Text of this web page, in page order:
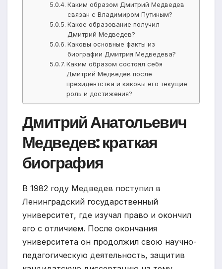
Каким образом Дмитрий Медведев
связан с Владимиром Путиным?
Какое образование получил
Дмитрий Медведев?
Каковы основные факты из
биографии Дмитрия Медведева?
Каким образом состоял себя
Дмитрий Медведев после
президентства и каковы его текущие
роль и достижения?
Дмитрий Анатольевич
Медведев: краткая
биография
В 1982 году Медведев поступил в
Ленинградский государственный
университет, где изучал право и окончил
его с отличием. После окончания
университета он продолжил свою научно-
педагогическую деятельность, защитив